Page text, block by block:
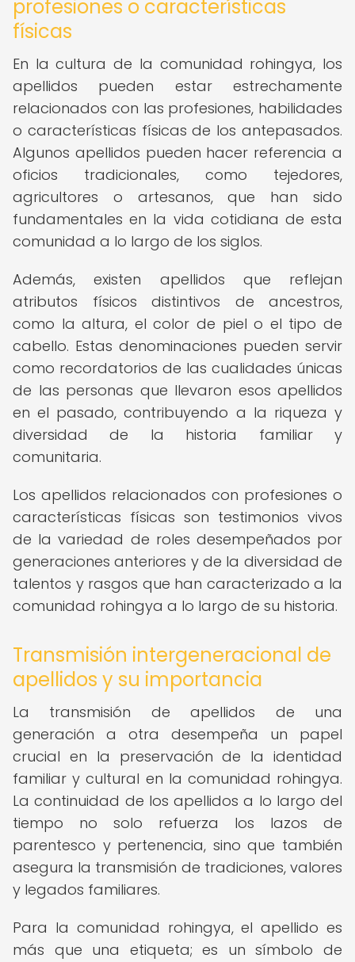
profesiones o características
físicas
En la cultura de la comunidad rohingya, los
apellidos pueden estar estrechamente
relacionados con las profesiones, habilidades
o características físicas de los antepasados.
Algunos apellidos pueden hacer referencia a
oficios tradicionales, como tejedores,
agricultores o artesanos, que han sido
fundamentales en la vida cotidiana de esta
comunidad a lo largo de los siglos.
Además, existen apellidos que reflejan
atributos físicos distintivos de ancestros,
como la altura, el color de piel o el tipo de
cabello. Estas denominaciones pueden servir
como recordatorios de las cualidades únicas
de las personas que llevaron esos apellidos
en el pasado, contribuyendo a la riqueza y
diversidad de la historia familiar y
comunitaria.
Los apellidos relacionados con profesiones o
características físicas son testimonios vivos
de la variedad de roles desempeñados por
generaciones anteriores y de la diversidad de
talentos y rasgos que han caracterizado a la
comunidad rohingya a lo largo de su historia.
Transmisión intergeneracional de
apellidos y su importancia
La transmisión de apellidos de una
generación a otra desempeña un papel
crucial en la preservación de la identidad
familiar y cultural en la comunidad rohingya.
La continuidad de los apellidos a lo largo del
tiempo no solo refuerza los lazos de
parentesco y pertenencia, sino que también
asegura la transmisión de tradiciones, valores
y legados familiares.
Para la comunidad rohingya, el apellido es
más que una etiqueta; es un símbolo de